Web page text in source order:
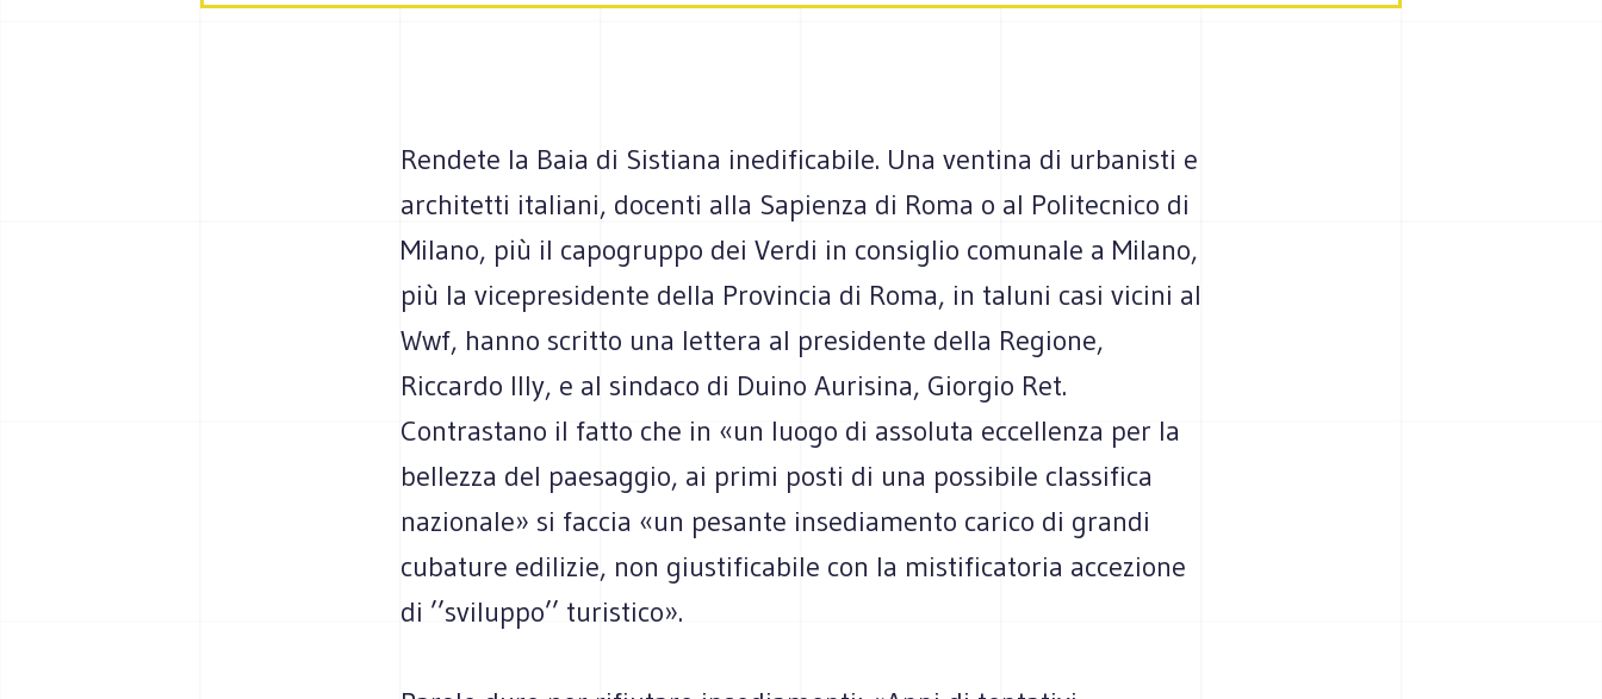
Rendete la Baia di Sistiana inedificabile. Una ventina di urbanisti e
architetti italiani, docenti alla Sapienza di Roma o al Politecnico di
Milano, più il capogruppo dei Verdi in consiglio comunale a Milano,
più la vicepresidente della Provincia di Roma, in taluni casi vicini al
Wwf, hanno scritto una lettera al presidente della Regione,
Riccardo Illy, e al sindaco di Duino Aurisina, Giorgio Ret.
Contrastano il fatto che in «un luogo di assoluta eccellenza per la
bellezza del paesaggio, ai primi posti di una possibile classifica
nazionale» si faccia «un pesante insediamento carico di grandi
cubature edilizie, non giustificabile con la mistificatoria accezione
di ’’sviluppo’’ turistico».